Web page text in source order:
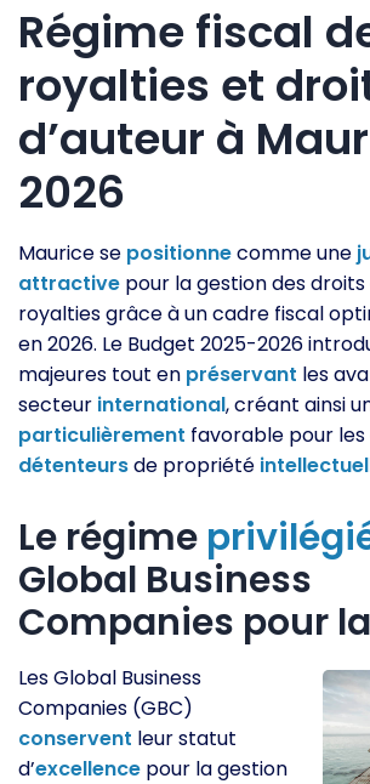
Régime fiscal
royalties et
d’auteur à
2026
Maurice se positionnecomme une
attractive pour la gestion des
royalties grâce à un cadre fiscal
en 2026. Le Budget 2025-2026
majeures tout en préservant les
secteur international, créant ainsi
particulièrement favorable pour
détenteursde propriété
Le régime
Global Business
Companies pour
Les Global Business
Companies (GBC)
conservent leur statut
d’excellence pour la gestion